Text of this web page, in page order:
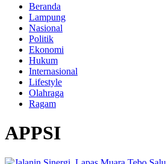
Beranda
Lampung
Nasional
Politik
Ekonomi
Hukum
Internasional
Lifestyle
Olahraga
Ragam
APPSI